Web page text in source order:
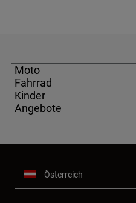
Moto
Fahrrad
Kinder
Angebote
Österreich